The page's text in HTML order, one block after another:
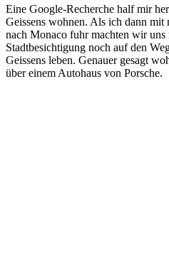
Eine Google-Recherche half mir
Geissens wohnen. Als ich dann mit
nach Monaco fuhr machten wir uns
Stadtbesichtigung noch auf den
Geissens leben. Genauer gesagt
über einem Autohaus von Porsche.